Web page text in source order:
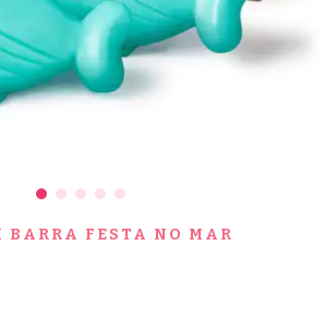
BARRA FESTA NO MAR